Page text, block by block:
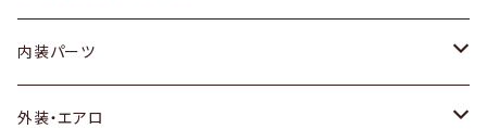
内装パーツ
トヨタ
外装・エアロ